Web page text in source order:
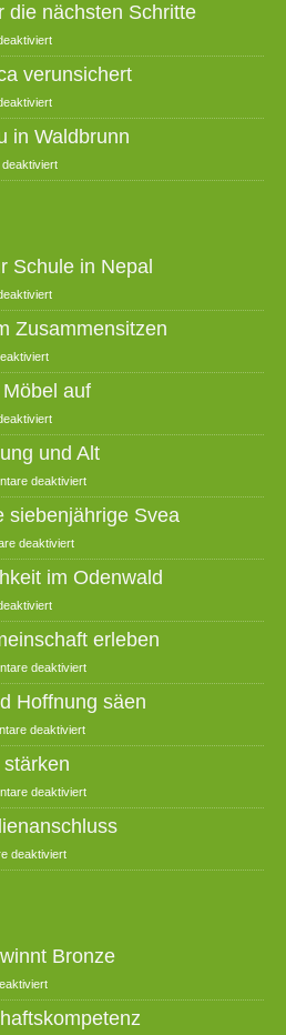
die nächsten Schritte
verunsichert
in Waldbrunn
deaktiviert
Schule in Nepal
Zusammensitzen
auf
und Alt
deaktiviert
siebenjährige Svea
deaktiviert
im Odenwald
erleben
deaktiviert
Hoffnung säen
deaktiviert
deaktiviert
deaktiviert
Bronze